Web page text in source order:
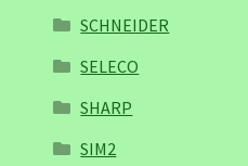
SCHNEIDER
SELECO
SHARP
SIM2